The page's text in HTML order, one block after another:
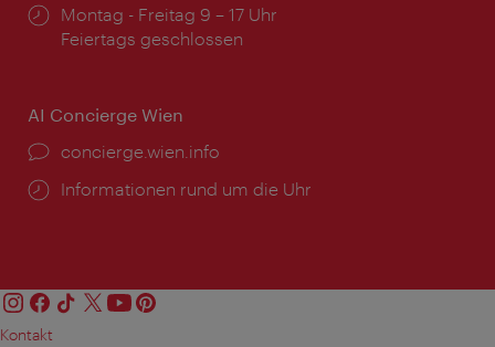
Öffnungszeiten:
Montag - Freitag 9 – 17 Uhr
Feiertags geschlossen
AI Concierge Wien
Ort:
concierge.wien.info
Öffnungszeiten:
Informationen rund um die Uhr
Kontakt